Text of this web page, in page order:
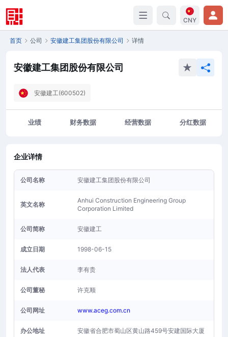
CNY
首页 公司 安徽建工集团股份有限公司 详情
安徽建工集团股份有限公司
安徽建工(600502)
业绩 财务数据 经营数据 分红数据
企业详情
公司名称 安徽建工集团股份有限公司
英文名称
Anhui Construction Engineering Group
Corporation Limited
公司简称 安徽建工
成立日期 1998-06-15
法人代表 李有贵
公司董秘 许克顺
公司网址 www.aceg.com.cn
办公地址 安徽省合肥市蜀山区黄山路459号安建国际大厦